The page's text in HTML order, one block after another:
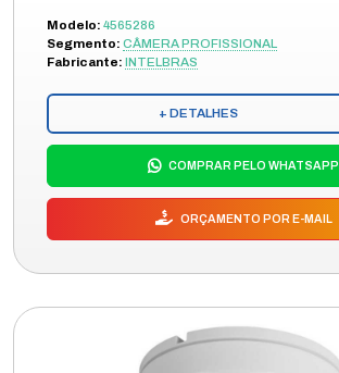
Modelo: 4565286
Segmento: CÂMERA PROFISSIONAL
Fabricante: INTELBRAS
+ DETALHES
COMPRAR PELO WHATSAPP
ORÇAMENTO POR E-MAIL